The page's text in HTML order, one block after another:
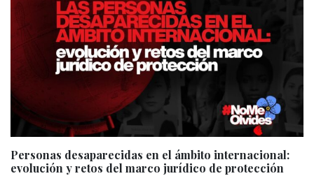
Personas desaparecidas en el ámbito internacional:
evolución y retos del marco jurídico de protección